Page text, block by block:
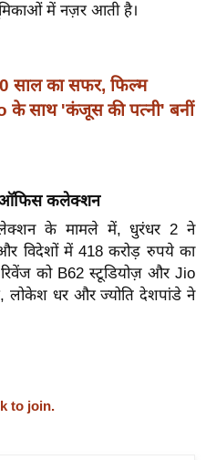
में नज़र आती है।
साल का सफर, फिल्म
के साथ 'कंजूस की पत्नी' बनीं
ऑफिस कलेक्शन
के मामले में, धुरंधर 2 ने
विदेशों में 418 करोड़ रुपये का
को B62 स्टूडियोज़ और Jio
लोकेश धर और ज्योति देशपांडे ने
to join.